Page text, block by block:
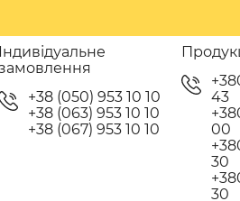
Індивідуальне
+38 (050) 953 10 10
+38 (063) 953 10 10
+38 (067) 953 10 10
43
00
30
30